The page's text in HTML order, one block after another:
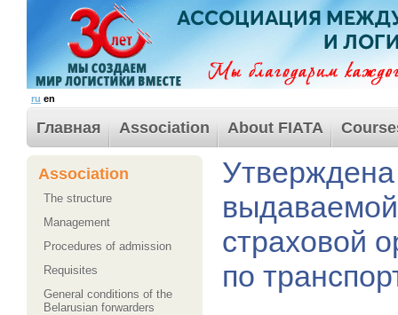
ru en
Главная Association About FIATA
Association
The structure
Management
Procedures of admission
Requisites
General conditions of the
Belarusian forwarders
страховой
по